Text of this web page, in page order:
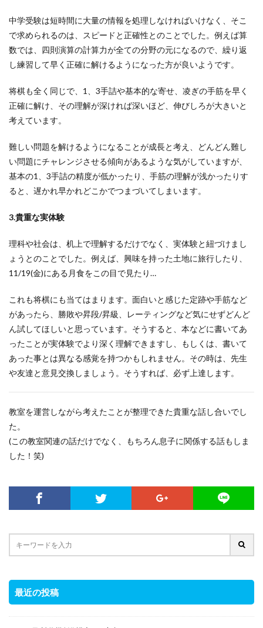
中学受験は短時間に大量の情報を処理しなければいけなく、そこ
で求められるのは、スピードと正確性とのことでした。例えば算
数では、四則演算の計算力が全ての分野の元になるので、繰り返
し練習して早く正確に解けるようになった方が良いようです。
将棋も全く同じで、1、3手詰や基本的な寄せ、凌ぎの手筋を早く
正確に解け、その理解が深ければ深いほど、伸びしろが大きいと
考えています。
難しい問題を解けるようになることが成長と考え、どんどん難し
い問題にチャレンジさせる傾向があるような気がしていますが、
基本の1、3手詰の精度が低かったり、手筋の理解が浅かったりす
ると、遅かれ早かれどこかでつまづいてしまいます。
3.貴重な実体験
理科や社会は、机上で理解するだけでなく、実体験と紐づけまし
ょうとのことでした。例えば、興味を持った土地に旅行したり、
11/19(金)にある月食をこの目で見たり…
これも将棋にも当てはまります。面白いと感じた定跡や手筋など
があったら、勝敗や昇段/昇級、レーティングなど気にせずどんど
ん試してほしいと思っています。そうすると、本などに書いてあ
ったことが実体験でより深く理解できますし、もしくは、書いて
あった事とは異なる感覚を持つかもしれません。その時は、先生
や友達と意見交換しましょう。そうすれば、必ず上達します。
教室を運営しながら考えたことが整理できた貴重な話し合いでし
た。
(この教室関連の話だけでなく、もちろん息子に関係する話もしま
した！笑)
最近の投稿